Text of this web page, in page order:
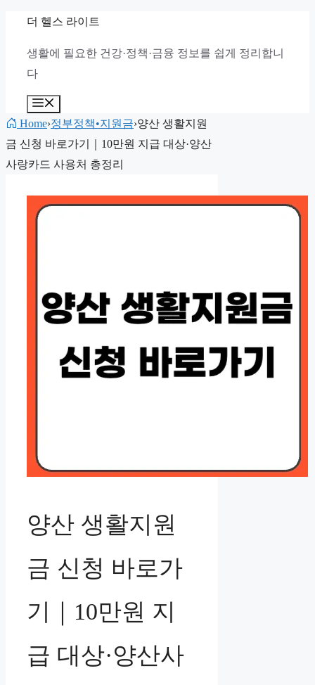
너
뛰
기
더 헬스 라이트
생활에 필요한 건강·정책·금융 정보를 쉽게 정리합니
다
뉴
Home›정부정책•지원금›양산 생활지원
금 신청 바로가기｜10만원 지급 대상·양산
사랑카드 사용처 총정리
양산 생활지원
금 신청 바로가
기｜10만원 지
급 대상·양산사